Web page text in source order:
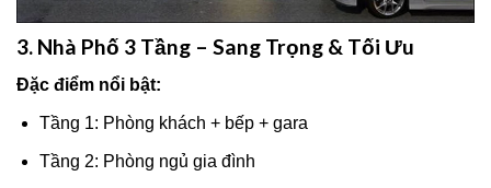
3. Nhà Phố 3 Tầng – Sang Trọng & Tối Ưu
Đặc điểm nổi bật:
Tầng 1: Phòng khách + bếp + gara
Tầng 2: Phòng ngủ gia đình